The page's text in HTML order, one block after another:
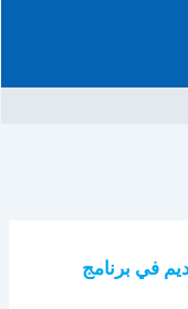
في برنامج